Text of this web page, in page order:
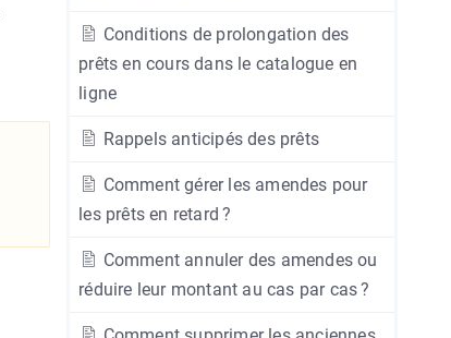
Conditions de prolongation des
prêts en cours dans le catalogue en
ligne
Rappels anticipés des prêts
Comment gérer les amendes pour
les prêts en retard ?
Comment annuler des amendes ou
réduire leur montant au cas par cas ?